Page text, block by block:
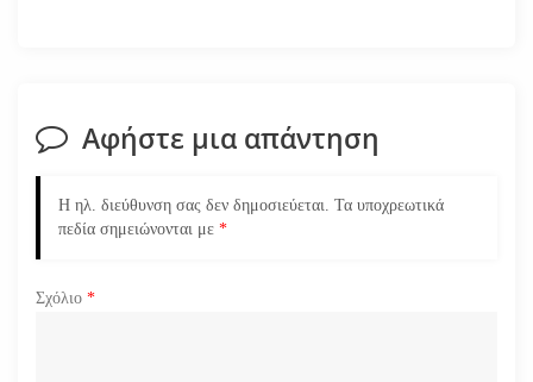
η
ά
θ
Αφήστε μια απάντηση
Η ηλ. διεύθυνση σας δεν δημοσιεύεται. Τα υποχρεωτικά
πεδία σημειώνονται με *
Σχόλιο *